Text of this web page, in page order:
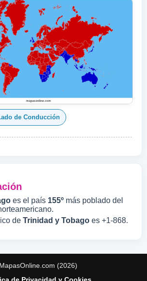
de Conducción
es el país 155º más poblado del
de Trinidad y Tobago es +1-868.
MapasOnline.com (2026)